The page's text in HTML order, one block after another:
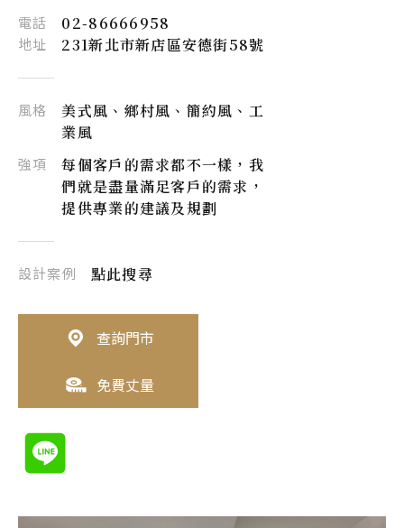
電話 02-86666958
地址 231新北市新店區安德街58號
風格
美式風、鄉村風、簡約風、工
業風
強項
每個客戶的需求都不一樣，我
們就是盡量滿足客戶的需求，
提供專業的建議及規劃
設計案例 點此搜尋
查詢門市
免費丈量